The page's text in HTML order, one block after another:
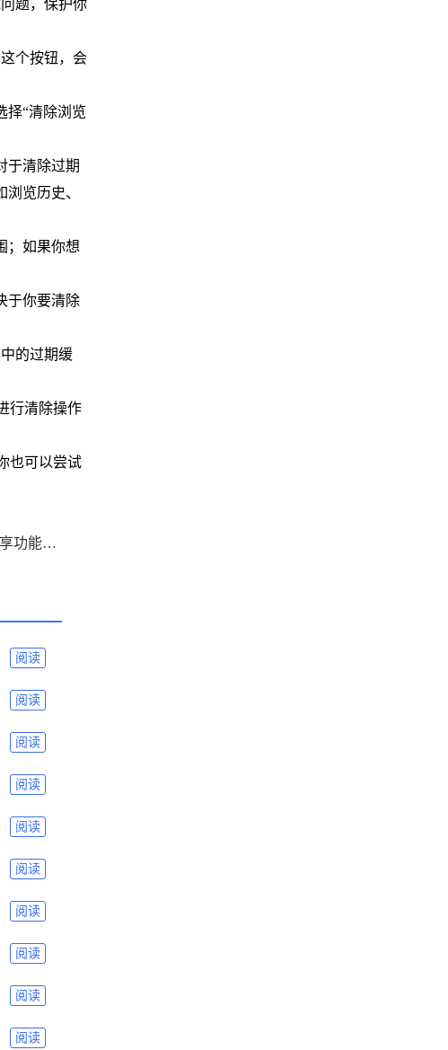
问题，保护你
个按钮，会
择“清除浏览
于清除过期
览历史、
；如果你想
于你要清除
的过期缓
行清除操作
也可以尝试
下一篇: 谷歌浏览器网页截图与分享功能解析
阅读
阅读
阅读
阅读
阅读
阅读
阅读
阅读
阅读
阅读